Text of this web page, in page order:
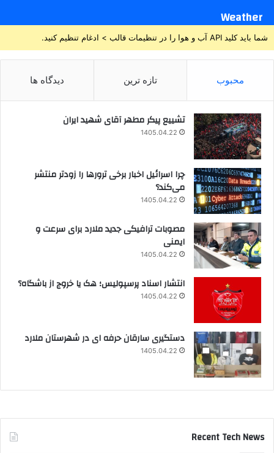
Weather
شما باید کلید API آب و هوا را در تنظیمات قالب > ادغام تنظیم کنید.
محبوب تازه ترین دیدگاه ها
تشییع پیکر مطهر آقای شهید ایران
1405.04.22
چرا اسرائیل اخبار برخی ترورها را زودتر منتشر
می‌کند؟
1405.04.22
مصوبات ترافیکی جدید ملارد برای سرعت و
ایمنی
1405.04.22
انتشار اسناد پرسپولیس؛ هک یا خروج از باشگاه؟
1405.04.22
دستگیری سارقان حرفه ای در شهرستان ملارد
1405.04.22
Recent Tech News